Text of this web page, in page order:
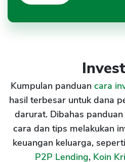
Kumpulan panduan cara
hasil terbesar untuk dana
darurat. Dibahas
cara dan tips melakukan
keuangan keluarga,
P2P Lending, Koin